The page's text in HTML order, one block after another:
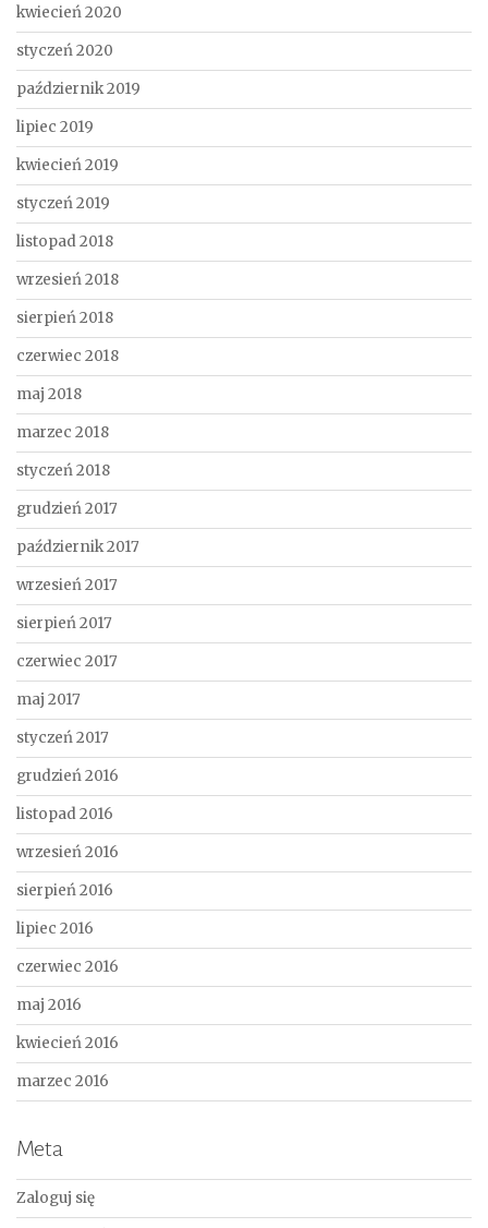
kwiecień 2020
styczeń 2020
październik 2019
lipiec 2019
kwiecień 2019
styczeń 2019
listopad 2018
wrzesień 2018
sierpień 2018
czerwiec 2018
maj 2018
marzec 2018
styczeń 2018
grudzień 2017
październik 2017
wrzesień 2017
sierpień 2017
czerwiec 2017
maj 2017
styczeń 2017
grudzień 2016
listopad 2016
wrzesień 2016
sierpień 2016
lipiec 2016
czerwiec 2016
maj 2016
kwiecień 2016
marzec 2016
Meta
Zaloguj się